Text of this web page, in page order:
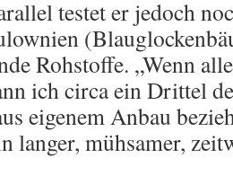
testet er jedoch
Rohstoffe. „Wenn
ich circa ein Drittel
eigenem Anbau
langer, mühsamer,